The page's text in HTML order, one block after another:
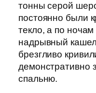
тонны серой
постоянно были
текло, а по
надрывный
брезгливо
демонстративно
спальню.